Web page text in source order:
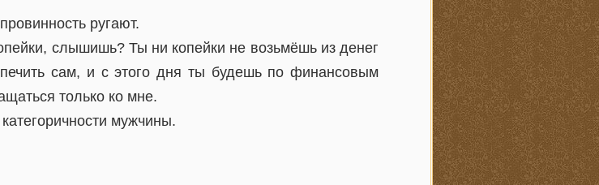
ругают.
слышишь? Ты ни копейки не возьмёшь из денег
сам, и с этого дня ты будешь по финансовым
только ко мне.
мужчины.